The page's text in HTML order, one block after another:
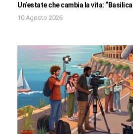
Un’estate che cambia la vita:
10 Agosto 2026